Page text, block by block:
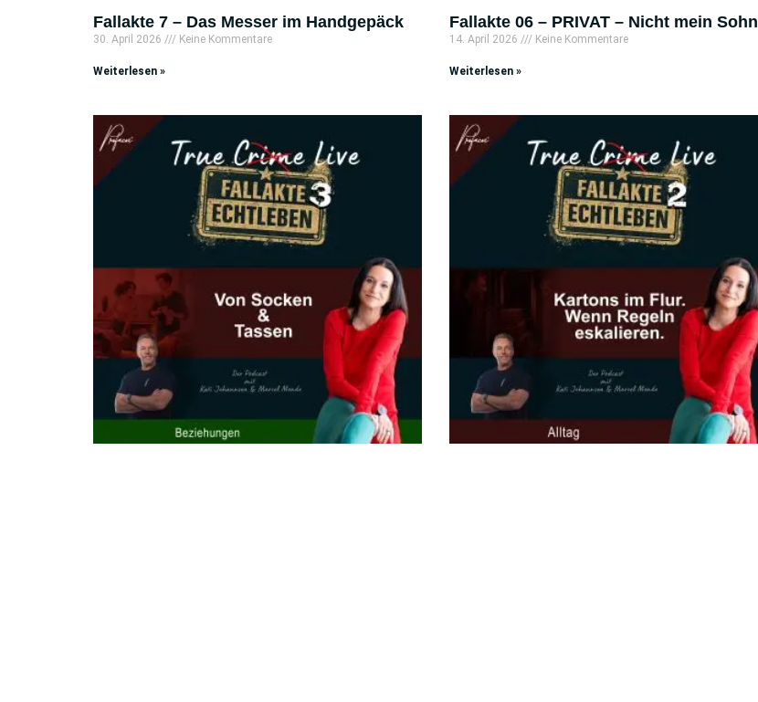
Fallakte 7 – Das Messer im Handgepäck
30. April 2026 Keine Kommentare
Weiterlesen »
Fallakte 06 – PRIVAT – Nicht mein Sohn
14. April 2026 Keine Kommentare
Weiterlesen »